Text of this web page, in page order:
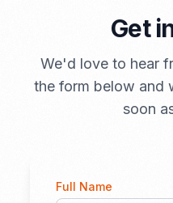
Get
We'd love to hear
the form below and
soon
Full Name